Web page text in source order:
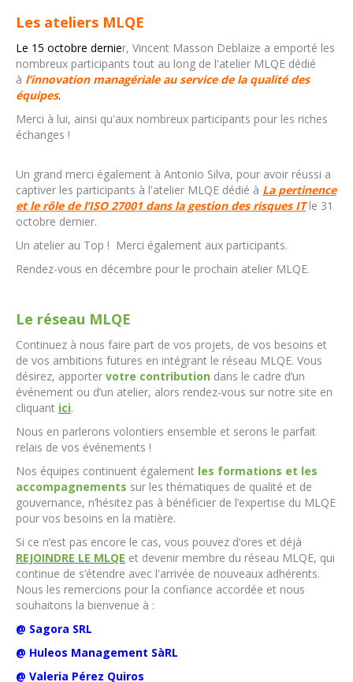
Les ateliers MLQE
Le 15 octobre dernier, Vincent Masson Deblaize a emporté les
nombreux participants tout au long de l'atelier MLQE dédié
à l’innovation managériale au service de la qualité des
équipes.
Merci à lui, ainsi qu'aux nombreux participants pour les riches
échanges !
Un grand merci également à Antonio Silva, pour avoir réussi a
captiver les participants à l'atelier MLQE dédié à La pertinence
et le rôle de l’ISO 27001 dans la gestion des risques ITle 31
octobre dernier.
Un atelier au Top ! Merci également aux participants.
Rendez-vous en décembre pour le prochain atelier MLQE.
Le réseau MLQE
Continuez à nous faire part de vos projets, de vos besoins et
de vos ambitions futures en intégrant le réseau MLQE. Vous
désirez, apporter votre contribution dans le cadre d’un
événement ou d’un atelier, alors rendez-vous sur notre site en
cliquant ici.
Nous en parlerons volontiers ensemble et serons le parfait
relais de vos événements !
Nos équipes continuent également les formations et les
accompagnements sur les thématiques de qualité et de
gouvernance, n’hésitez pas à bénéficier de l’expertise du MLQE
pour vos besoins en la matière.
Si ce n’est pas encore le cas, vous pouvez d’ores et déjà
REJOINDRE LE MLQE et devenir membre du réseau MLQE, qui
continue de s’étendre avec l'arrivée de nouveaux adhérents.
Nous les remercions pour la confiance accordée et nous
souhaitons la bienvenue à :
@ Sagora SRL
@ Huleos Management SàRL
@ Valeria Pérez Quiros